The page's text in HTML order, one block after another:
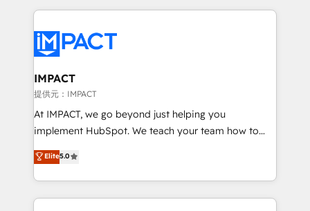
Execution... Global 24/7 ... All Experts 3️⃣ Integrate |
Slash months from your API Integration project... ⬅️
Click "Contact Business" ⬅️ to access 150+ Kickstart
Integration templates that put HubSpot in the center
of your tech stack, syncing... 🛍️ Shopify or
WooCommerce 💲 Stripe or Paypal 💰 Sage or
Netsuite 🤖 Google or Microsoft ✍️ DocuSign or
the rare Advanced "Custom Integrations"
Accreditation, securely sync data across... 🔄 any
IMPACT
提供元：IMPACT
At IMPACT, we go beyond just helping you
implement HubSpot. We teach your team how to
master it. As the creators of the Endless Customers
System™ (the next evolution of They Ask, You
Answer), we’re the only HubSpot partner built
entirely around coaching and training. That means
Elite5.0